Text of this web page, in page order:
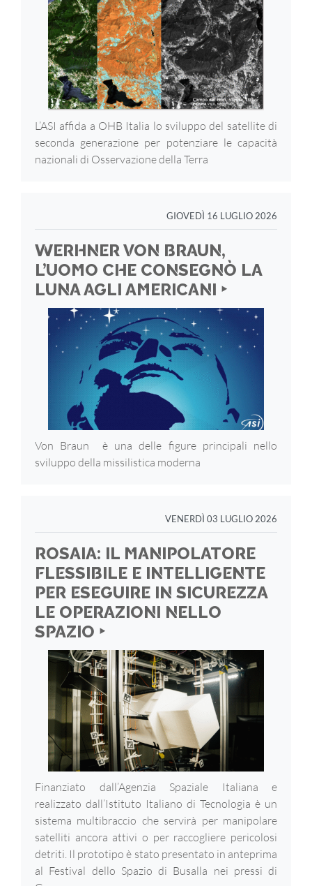
L’ASI affida a OHB Italia lo sviluppo del satellite di
seconda generazione per potenziare le capacità
nazionali di Osservazione della Terra
GIOVEDÌ 16 LUGLIO 2026
WERHNER VON BRAUN,
L’UOMO CHE CONSEGNÒ LA
LUNA AGLI AMERICANI ‣
Von Braun è una delle figure principali nello
sviluppo della missilistica moderna
VENERDÌ 03 LUGLIO 2026
ROSAIA: IL MANIPOLATORE
FLESSIBILE E INTELLIGENTE
PER ESEGUIRE IN SICUREZZA
LE OPERAZIONI NELLO
SPAZIO ‣
Finanziato dall’Agenzia Spaziale Italiana e
realizzato dall’Istituto Italiano di Tecnologia è un
sistema multibraccio che servirà per manipolare
satelliti ancora attivi o per raccogliere pericolosi
detriti. Il prototipo è stato presentato in anteprima
al Festival dello Spazio di Busalla nei pressi di